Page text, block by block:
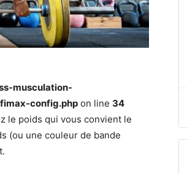
musculation-
config.php on line 34
le poids qui vous convient le
(ou une couleur de bande